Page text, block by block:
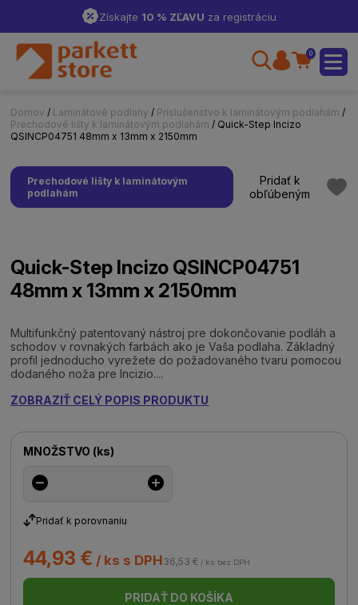
Získajte 10 % ZĽAVU za registráciu
0
Domov / Laminátové podlahy / Príslušenstvo k laminátovým podlahám /
Prechodové lišty k laminátovým podlahám / Quick-Step Incizo
QSINCP04751 48mm x 13mm x 2150mm
Prechodové lišty k laminátovým
podlahám
Pridať k
obľúbeným
Quick-Step Incizo QSINCP04751
48mm x 13mm x 2150mm
Multifunkčný patentovaný nástroj pre dokončovanie podláh a
schodov v rovnakých farbách ako je Vaša podlaha. Základný
profil jednoducho vyrežete do požadovaného tvaru pomocou
dodaného noža pre Incizio....
ZOBRAZIŤ CELÝ POPIS PRODUKTU
MNOŽSTVO (ks)
Pridať k porovnaniu
44,93 € / ks s DPH36,53 € / ks bez DPH
PRIDAŤ DO KOŠÍKA